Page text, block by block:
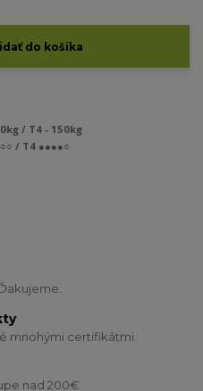
do košíka
/ T4 - 150kg
/ T4 ●●●●○
mnohými certifikátmi.
nad 200€